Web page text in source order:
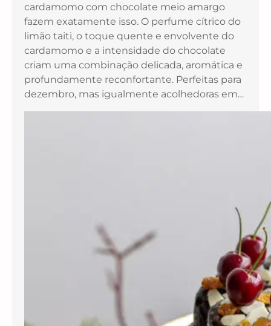
cardamomo com chocolate meio amargo
fazem exatamente isso. O perfume cítrico do
limão taiti, o toque quente e envolvente do
cardamomo e a intensidade do chocolate
criam uma combinação delicada, aromática e
profundamente reconfortante. Perfeitas para
dezembro, mas igualmente acolhedoras em…